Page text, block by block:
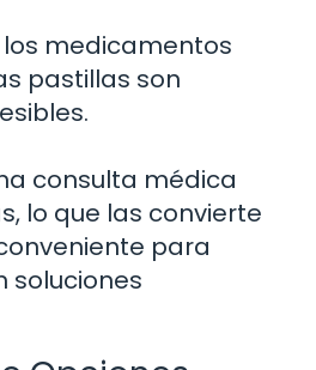
medicamentos
pastillas son
consulta médica
lo que las convierte
para
soluciones